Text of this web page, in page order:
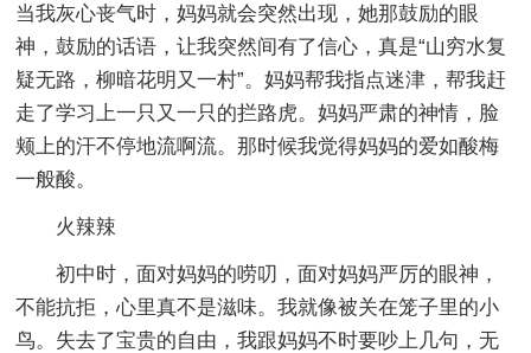
当我灰心丧气时，妈妈就会突然出现，她那鼓励的眼
神，鼓励的话语，让我突然间有了信心，真是“山穷水复
疑无路，柳暗花明又一村”。妈妈帮我指点迷津，帮我赶
走了学习上一只又一只的拦路虎。妈妈严肃的神情，脸
颊上的汗不停地流啊流。那时候我觉得妈妈的爱如酸梅
一般酸。
火辣辣
初中时，面对妈妈的唠叨，面对妈妈严厉的眼神，
不能抗拒，心里真不是滋味。我就像被关在笼子里的小
鸟。失去了宝贵的自由，我跟妈妈不时要吵上几句，无